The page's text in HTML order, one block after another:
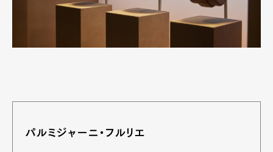
Pen Meet
パルミジャーニ・フルリエ